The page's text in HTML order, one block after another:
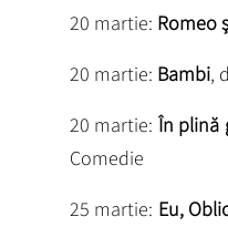
20 martie: Romeo
20 martie: Bambi,
20 martie: În plină
Comedie
25 martie: Eu,